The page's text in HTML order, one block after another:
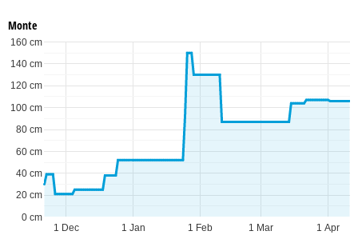
Monte
1 Dec 1 Jan 1 Feb 1 Mar 1 Apr
0 cm
20 cm
40 cm
60 cm
80 cm
100 cm
120 cm
140 cm
160 cm